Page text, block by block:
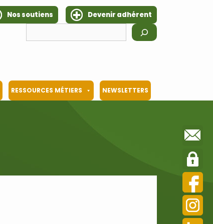
Nos soutiens
Devenir adhérent
RESSOURCES MÉTIERS NEWSLETTERS